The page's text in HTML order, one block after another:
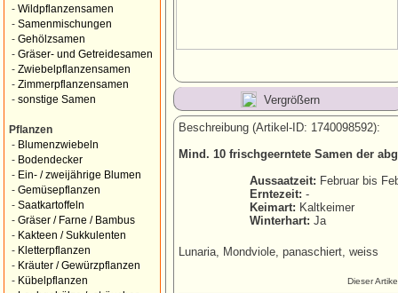
- Wildpflanzensamen
- Samenmischungen
- Gehölzsamen
- Gräser- und Getreidesamen
- Zwiebelpflanzensamen
- Zimmerpflanzensamen
- sonstige Samen
Pflanzen
- Blumenzwiebeln
- Bodendecker
- Ein- / zweijährige Blumen
- Gemüsepflanzen
- Saatkartoffeln
- Gräser / Farne / Bambus
- Kakteen / Sukkulenten
- Kletterpflanzen
- Kräuter / Gewürzpflanzen
- Kübelpflanzen
Vergrößern
Beschreibung (Artikel-ID: 1740098592):
Mind. 10 frischgeerntete Samen der
Aussaatzeit: Februar bis
Erntezeit: -
Keimart: Kaltkeimer
Winterhart: Ja
Lunaria, Mondviole, panaschiert, weiss
Dieser